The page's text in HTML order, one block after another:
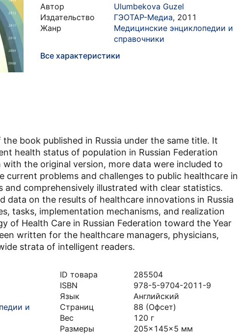
Автор
Ulumbekova Guzel
Издательство
ГЭОТАР-Медиа, 2011
Жанр
Медицинские энциклопедии и
справочники
Все характеристики
book published in Russia under the same title. It
health status of population in Russian Federation
the original version, more data were included to
problems and challenges to public healthcare in
and comprehensively illustrated with clear statistics.
data on the results of healthcare innovations in Russia
tasks, implementation mechanisms, and realization
of Health Care in Russian Federation toward the Year
written for the healthcare managers, physicians,
strata of intelligent readers.
и
ID товара
285504
ISBN
978-5-9704-2011-9
Язык
Английский
Страниц
88 (Офсет)
Вес
120 г
Размеры
205x145x5 мм